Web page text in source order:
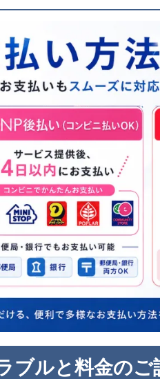
ブルと料金のご